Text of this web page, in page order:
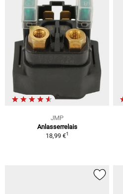
JMP
Anlasserrelais
18,99 €1